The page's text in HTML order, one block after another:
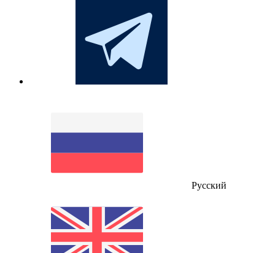
Русский